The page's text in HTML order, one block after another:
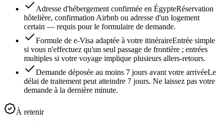
Adresse d'hébergement confirmée en ÉgypteRéservation
hôtelière, confirmation Airbnb ou adresse d'un logement
certain — requis pour le formulaire de demande.
Formule de e-Visa adaptée à votre itinéraireEntrée simple
si vous n'effectuez qu'un seul passage de frontière ; entrées
multiples si votre voyage implique plusieurs allers-retours.
Demande déposée au moins 7 jours avant votre arrivéeLe
délai de traitement peut atteindre 7 jours. Ne laissez pas votre
demande à la dernière minute.
À retenir